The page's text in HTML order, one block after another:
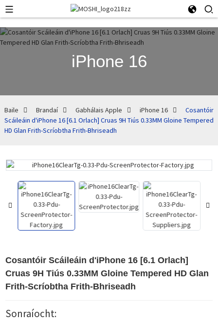
iPhone 16
Baile Brandaí Gabhálais Apple iPhone 16
Cosantóir
Scáileáin d'iPhone 16 [6.1 Orlach] Cruas 9H Tiús 0.33MM Gloine Tempered
HD Glan Frith-Scríobtha Frith-Bhriseadh
Cosantóir Scáileáin d'iPhone 16 [6.1 Orlach]
Cruas 9H Tiús 0.33MM Gloine Tempered HD Glan
Frith-Scríobtha Frith-Bhriseadh
Sonraíocht: